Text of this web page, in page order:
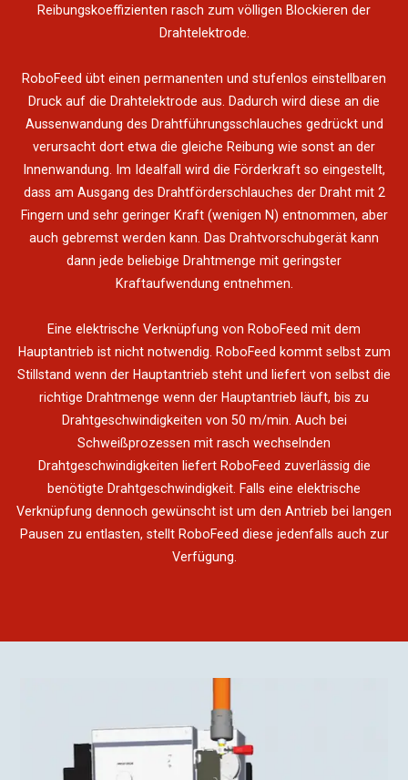
Reibungskoeffizienten rasch zum völligen Blockieren der
Drahtelektrode.
RoboFeed übt einen permanenten und stufenlos einstellbaren
Druck auf die Drahtelektrode aus. Dadurch wird diese an die
Aussenwandung des Drahtführungsschlauches gedrückt und
verursacht dort etwa die gleiche Reibung wie sonst an der
Innenwandung. Im Idealfall wird die Förderkraft so eingestellt,
dass am Ausgang des Drahtförderschlauches der Draht mit 2
Fingern und sehr geringer Kraft (wenigen N) entnommen, aber
auch gebremst werden kann. Das Drahtvorschubgerät kann
dann jede beliebige Drahtmenge mit geringster
Kraftaufwendung entnehmen.
Eine elektrische Verknüpfung von RoboFeed mit dem
Hauptantrieb ist nicht notwendig. RoboFeed kommt selbst zum
Stillstand wenn der Hauptantrieb steht und liefert von selbst die
richtige Drahtmenge wenn der Hauptantrieb läuft, bis zu
Drahtgeschwindigkeiten von 50 m/min. Auch bei
Schweißprozessen mit rasch wechselnden
Drahtgeschwindigkeiten liefert RoboFeed zuverlässig die
benötigte Drahtgeschwindigkeit. Falls eine elektrische
Verknüpfung dennoch gewünscht ist um den Antrieb bei langen
Pausen zu entlasten, stellt RoboFeed diese jedenfalls auch zur
Verfügung.